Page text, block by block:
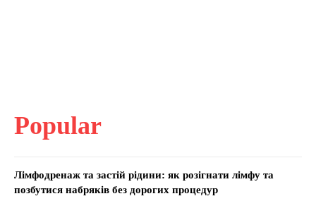
Popular
Лімфодренаж та застій рідини: як розігнати лімфу та
позбутися набряків без дорогих процедур